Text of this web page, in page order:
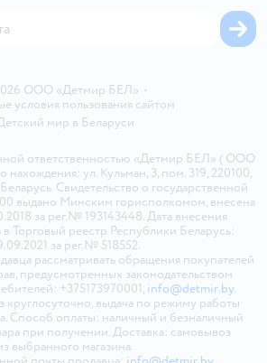
ООО «Детмир БЕЛ» •
условия пользования сайтом
мир в Беларуси
ответственностью «Детмир БЕЛ» ( ООО
ул. Кульман, 3, пом. 319, 220100,
Свидетельство о государственной
выдано Минским горисполкомом, внесена
за рег.№ 193143448. Дата внесения
в Торговый реестр Республики Беларусь:
за рег.№ 518552.
рассматривать обращения покупателей
предусмотренных законодательством
+375173970001, info@detmir.by.
круглосуточно, выдача по режиму работы
Способ оплаты: наличный и безналичный
при получении. Доставка: самовывоз
выбранного магазина.